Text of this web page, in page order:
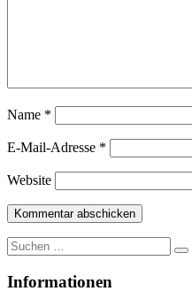
Name *
E-Mail-Adresse *
Website
Suche
nach:
Informationen